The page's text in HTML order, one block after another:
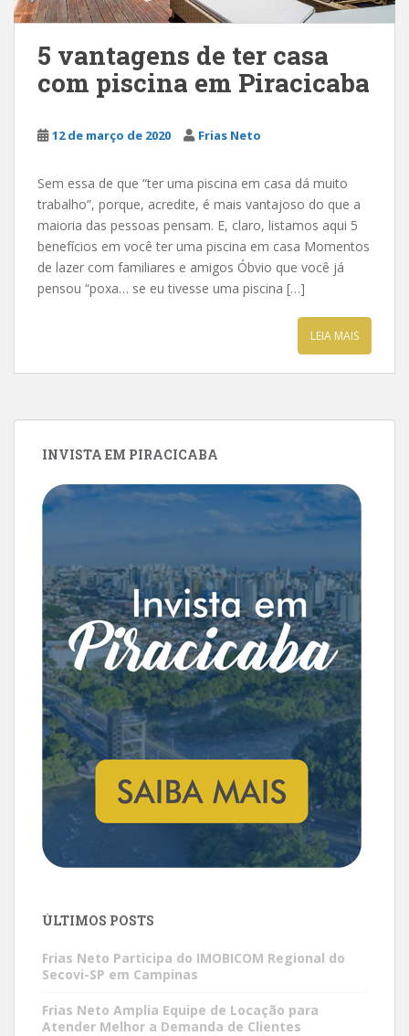
5 vantagens de ter casa
com piscina em Piracicaba
12 de março de 2020 Frias Neto
Sem essa de que “ter uma piscina em casa dá muito
trabalho”, porque, acredite, é mais vantajoso do que a
maioria das pessoas pensam. E, claro, listamos aqui 5
benefícios em você ter uma piscina em casa Momentos
de lazer com familiares e amigos Óbvio que você já
pensou “poxa… se eu tivesse uma piscina […]
LEIA MAIS
INVISTA EM PIRACICABA
ÚLTIMOS POSTS
Frias Neto Participa do IMOBICOM Regional do
Secovi-SP em Campinas
Frias Neto Amplia Equipe de Locação para
Atender Melhor a Demanda de Clientes